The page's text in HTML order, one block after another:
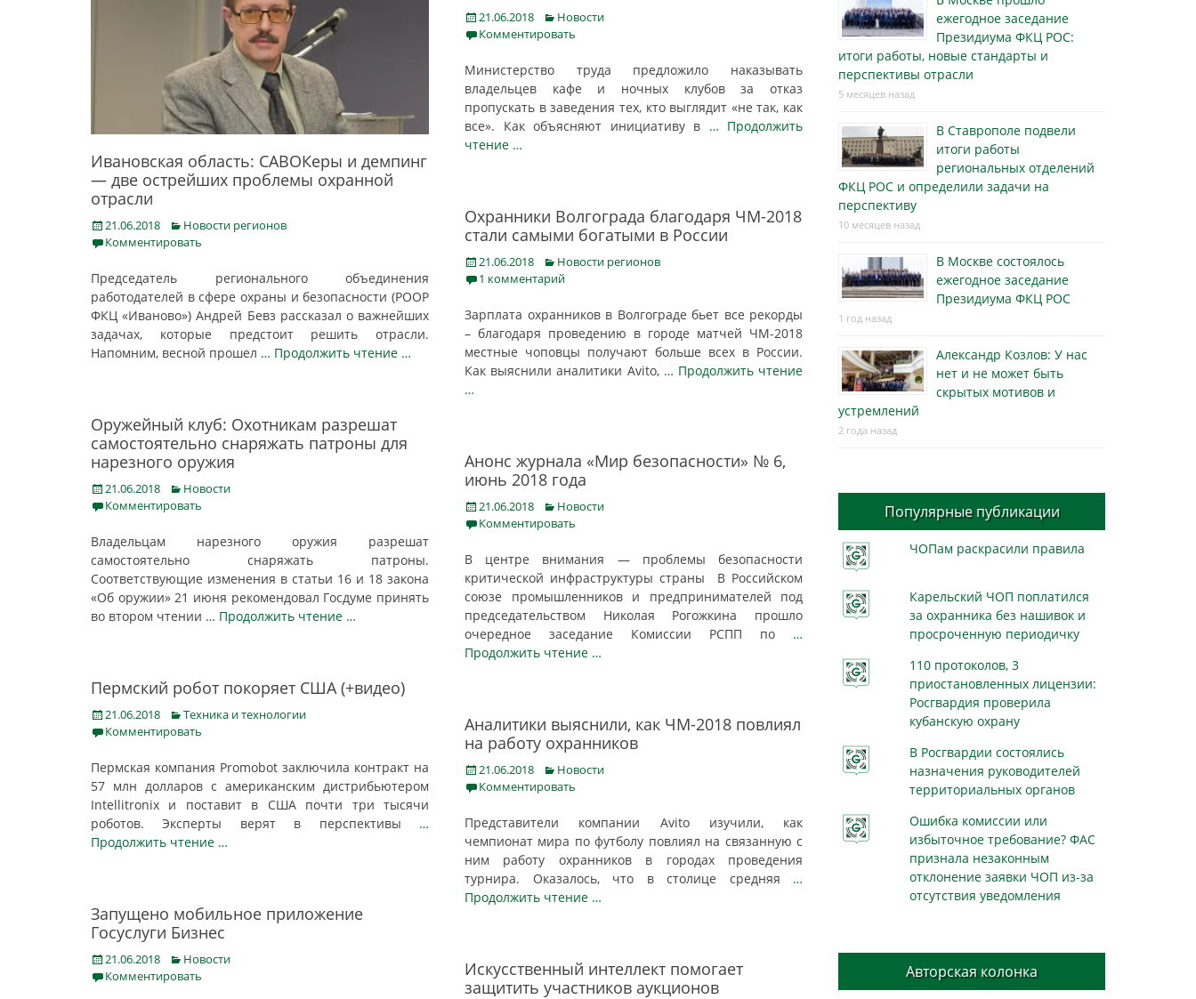
Ивановская область: САВОКеры и демпинг
— две острейших проблемы охранной
отрасли
Posted
on
21.06.2018 Categories
Новости регионов
Комментировать
Председатель регионального объединения
работодателей в сфере охраны и безопасности (РООР
ФКЦ «Иваново») Андрей Бевз рассказал о важнейших
задачах, которые предстоит решить отрасли.
Напомним, весной прошел … Продолжить чтение …
Posted
on
21.06.2018 Categories
Новости
Комментировать
Министерство труда предложило наказывать
владельцев кафе и ночных клубов за отказ
пропускать в заведения тех, кто выглядит «не так, как
все». Как объясняют инициативу в … Продолжить
чтение …
Охранники Волгограда благодаря ЧМ-2018
стали самыми богатыми в России
Posted
on
21.06.2018 Categories
Новости регионов
1 комментарий
Зарплата охранников в Волгограде бьет все рекорды
– благодаря проведению в городе матчей ЧМ-2018
местные чоповцы получают больше всех в России.
Как выяснили аналитики Avito, … Продолжить чтение
…
Оружейный клуб: Охотникам разрешат
самостоятельно снаряжать патроны для
нарезного оружия
Posted
on
21.06.2018 Categories
Новости
Комментировать
Владельцам нарезного оружия разрешат
самостоятельно снаряжать патроны.
Соответствующие изменения в статьи 16 и 18 закона
«Об оружии» 21 июня рекомендовал Госдуме принять
во втором чтении … Продолжить чтение …
Анонс журнала «Мир безопасности» № 6,
июнь 2018 года
Posted
on
21.06.2018 Categories
Новости
Комментировать
В центре внимания — проблемы безопасности
критической инфраструктуры страны В Российском
союзе промышленников и предпринимателей под
председательством Николая Рогожкина прошло
очередное заседание Комиссии РСПП по …
Продолжить чтение …
Пермский робот покоряет США (+видео)
Posted
on
21.06.2018 Categories
Техника и технологии
Комментировать
Пермская компания Promobot заключила контракт на
57 млн долларов с американским дистрибьютером
Intellitronix и поставит в США почти три тысячи
роботов. Эксперты верят в перспективы …
Продолжить чтение …
Аналитики выяснили, как ЧМ-2018 повлиял
на работу охранников
Posted
on
21.06.2018 Categories
Новости
Комментировать
Представители компании Avito изучили, как
чемпионат мира по футболу повлиял на связанную с
ним работу охранников в городах проведения
турнира. Оказалось, что в столице средняя …
Продолжить чтение …
Запущено мобильное приложение
Госуслуги Бизнес
Posted
on
21.06.2018 Categories
Новости
Комментировать
Искусственный интеллект помогает
защитить участников аукционов
ежегодное заседание
Президиума ФКЦ РОС:
итоги работы, новые стандарты и
перспективы отрасли
5 месяцев назад
В Ставрополе подвели
итоги работы
региональных отделений
ФКЦ РОС и определили задачи на
перспективу
10 месяцев назад
В Москве состоялось
ежегодное заседание
Президиума ФКЦ РОС
1 год назад
Александр Козлов: У нас
нет и не может быть
скрытых мотивов и
устремлений
2 года назад
Популярные публикации
ЧОПам раскрасили правила
Карельский ЧОП поплатился
за охранника без нашивок и
просроченную периодичку
110 протоколов, 3
приостановленных лицензии:
Росгвардия проверила
кубанскую охрану
В Росгвардии состоялись
назначения руководителей
территориальных органов
Ошибка комиссии или
избыточное требование? ФАС
признала незаконным
отклонение заявки ЧОП из-за
отсутствия уведомления
Авторская колонка